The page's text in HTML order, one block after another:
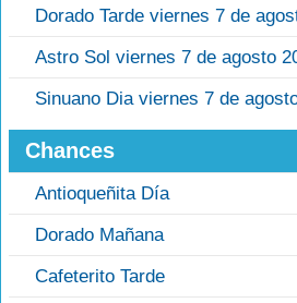
Dorado Tarde viernes 7 de
Astro Sol viernes 7 de agosto
Sinuano Dia viernes 7 de
Chances
Antioqueñita Día
Dorado Mañana
Cafeterito Tarde